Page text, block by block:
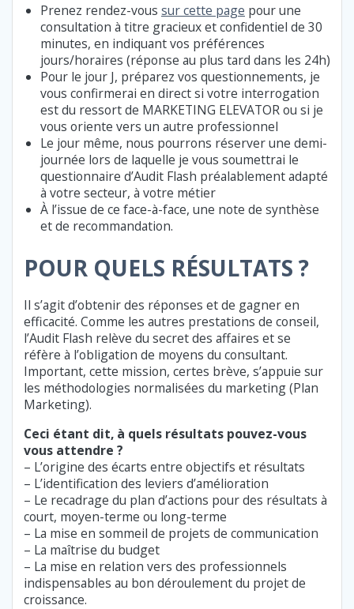
Prenez rendez-vous sur cette page pour une
consultation à titre gracieux et confidentiel de 30
minutes, en indiquant vos préférences
jours/horaires (réponse au plus tard dans les 24h)
Pour le jour J, préparez vos questionnements, je
vous confirmerai en direct si votre interrogation
est du ressort de MARKETING ELEVATOR ou si je
vous oriente vers un autre professionnel
Le jour même, nous pourrons réserver une demi-
journée lors de laquelle je vous soumettrai le
questionnaire d’Audit Flash préalablement adapté
à votre secteur, à votre métier
À l’issue de ce face-à-face, une note de synthèse
et de recommandation.
POUR QUELS RÉSULTATS ?
Il s’agit d’obtenir des réponses et de gagner en
efficacité. Comme les autres prestations de conseil,
l’Audit Flash relève du secret des affaires et se
réfère à l’obligation de moyens du consultant.
Important, cette mission, certes brève, s’appuie sur
les méthodologies normalisées du marketing (Plan
Marketing).
Ceci étant dit, à quels résultats pouvez-vous
vous attendre ?
– L’origine des écarts entre objectifs et résultats
– L’identification des leviers d’amélioration
– Le recadrage du plan d’actions pour des résultats à
court, moyen-terme ou long-terme
– La mise en sommeil de projets de communication
– La maîtrise du budget
– La mise en relation vers des professionnels
indispensables au bon déroulement du projet de
croissance.